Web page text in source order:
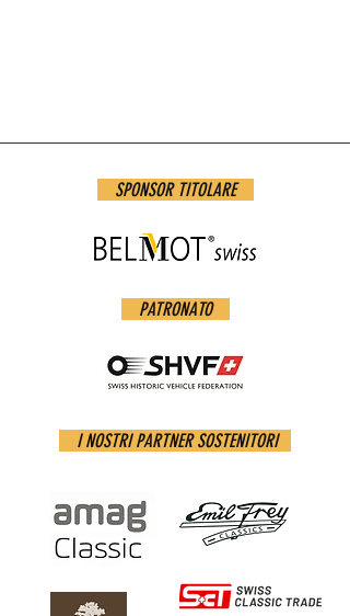
SPONSOR TITOLARE
PATRONATO
I NOSTRI PARTNER SOSTENITORI